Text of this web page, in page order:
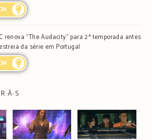
renova “The Audacity” para 2ª temporada antes
da série em Portugal